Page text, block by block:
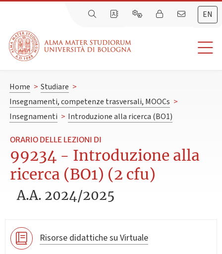
EN
Home > Studiare >
Insegnamenti, competenze trasversali, MOOCs >
Insegnamenti > Introduzione alla ricerca (BO1)
ORARIO DELLE LEZIONI DI
99234 - Introduzione alla
ricerca (BO1) (2 cfu)
A.A. 2024/2025
Risorse didattiche su Virtuale